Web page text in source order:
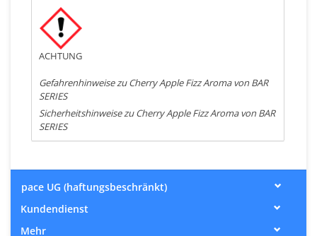
ACHTUNG
Gefahrenhinweise zu Cherry Apple Fizz Aroma von BAR
SERIES
Sicherheitshinweise zu Cherry Apple Fizz Aroma von BAR
SERIES
pace UG (haftungsbeschränkt)
Kundendienst
Mehr